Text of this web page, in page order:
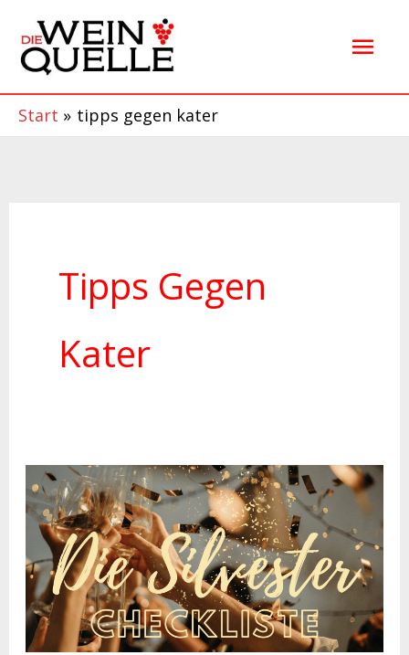
Inhalt
springen
Start tipps gegen kater
Tipps Gegen
Kater
Last-
Minute-
Checkliste
Silvester